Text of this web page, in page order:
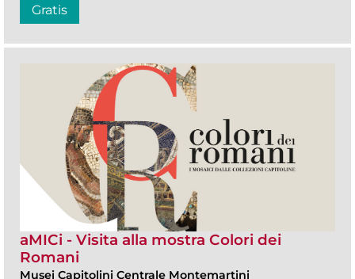
Gratis
aMICi - Visita alla mostra Colori dei
Romani
Musei Capitolini Centrale Montemartini